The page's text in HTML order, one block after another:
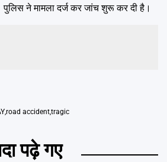
ने मामला दर्ज कर जांच शुरू कर दी है।
road accidenttragic
पढ़े गए